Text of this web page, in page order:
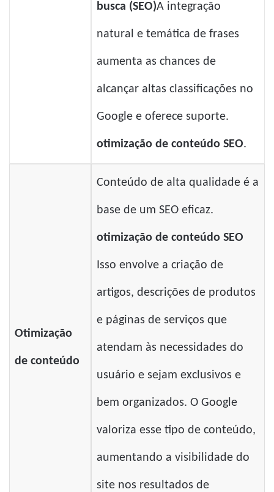
busca (SEO)A integração
natural e temática de frases
aumenta as chances de
alcançar altas classificações no
Google e oferece suporte.
otimização de conteúdo SEO.
Otimização
de conteúdo
Conteúdo de alta qualidade é a
base de um SEO eficaz.
otimização de conteúdo SEO
Isso envolve a criação de
artigos, descrições de produtos
e páginas de serviços que
atendam às necessidades do
usuário e sejam exclusivos e
bem organizados. O Google
valoriza esse tipo de conteúdo,
aumentando a visibilidade do
site nos resultados de